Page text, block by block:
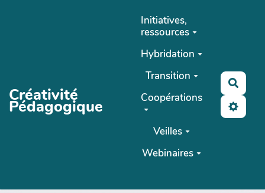
Créativité
Pédagogique
Initiatives,
ressources
Hybridation
Transition
Coopérations
Veilles
Webinaires